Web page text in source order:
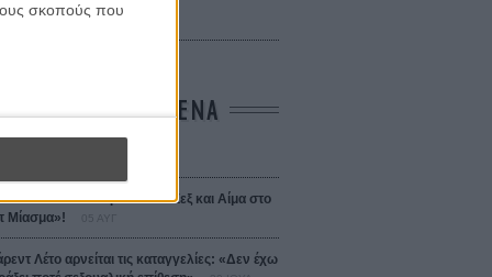
σκοπούς που
(The Moneymaker)
ΠΙΟ ΔΙΑΒΑΣΜΕΝΑ
Date! Δείτε πρώτοι το «Σεξ και Αίμα στο
Μίασμα»!
Λέτο αρνείται τις καταγγελίες: «Δεν έχω